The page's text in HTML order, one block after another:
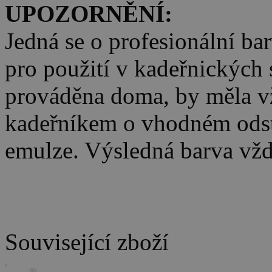
UPOZORNĚNÍ:
Jedná se o profesionální
pro použití v kadeřnických
prováděna doma, by měla
kadeřníkem o vhodném
emulze. Výsledná barva
Související zboží